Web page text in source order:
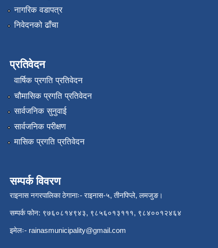
नागरिक वडापत्र
निवेदनको ढाँचा
प्रतिवेदन
वार्षिक प्रगति प्रतिवेदन
चौमासिक प्रगति प्रतिवेदन
सार्वजनिक सुनुवाई
सार्वजनिक परीक्षण
मासिक प्रगति प्रतिवेदन
सम्पर्क विवरण
राइनास नगरपालिका ठेगानाः- राइनास-५, तीनपिप्ले, लमजुङ।
सम्पर्क फोन: ९७६०८१४९४३, ९८५६०१३१११, ९८४००१२४६४
इमेलः- rainasmunicipality@gmail.com